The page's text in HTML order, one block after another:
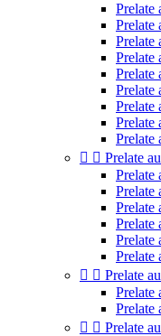
Prelate
Prelate
Prelate
Prelate
  Prelate
Prelate
Prelate
  Prelate
Prelate
  Prelate